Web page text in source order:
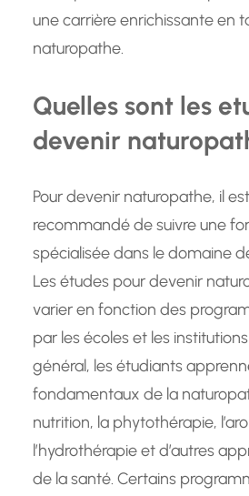
une carrière enrichissante en
naturopathe.
Quelles sont les
devenir
Pour devenir naturopathe, il
recommandé de suivre une
spécialisée dans le domaine
Les études pour devenir
varier en fonction des
par les écoles et les
général, les étudiants
fondamentaux de la
nutrition, la phytothérapie,
l’hydrothérapie et d’autres
de la santé. Certains